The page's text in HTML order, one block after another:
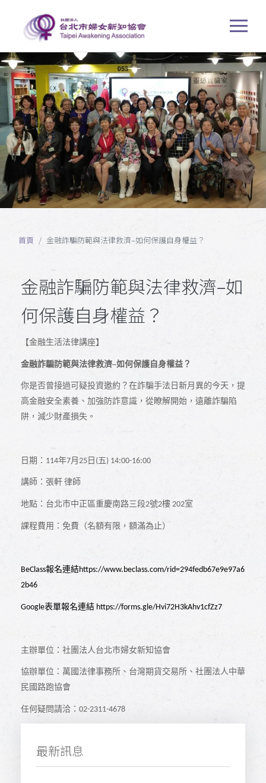
首頁 金融詐騙防範與法律救濟–如何保護自身權益？
金融詐騙防範與法律救濟–如
何保護自身權益？
【金融生活法律講座】
金融詐騙防範與法律救濟–如何保護自身權益？
你是否曾接過可疑投資邀約？在詐騙手法日新月異的今天，提
高金融安全素養、加強防詐意識，從瞭解開始，遠離詐騙陷
阱，減少財產損失。
日期： 114年7月 25 日 (五) 14:00-16:00
講師：張軒 律師
地點：台北市中正區重慶南路三段2號2樓 202室
課程費用：免費（名額有限，額滿為止）
BeClass報名連結https://www.beclass.com/rid=294fedb67e9e97a6
2b46
Google表單報名連結 https://forms.gle/Hvi72H3kAhv1cfZz7
主辦單位：社團法人台北市婦女新知協會
協辦單位：萬國法律事務所、台灣期貨交易所、社團法人中華
民國路跑協會
任何疑問請洽： 02-2311-4678
最新訊息